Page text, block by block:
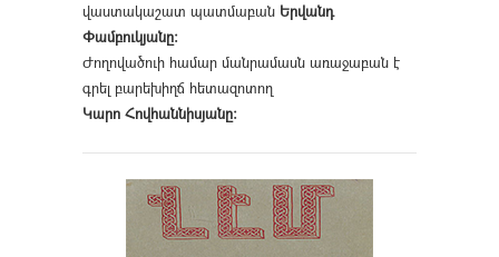
վաստակաշատ պատմաբան Երվանդ
Փամբուկյանը։
Ժողովածուի համար մանրամասն առաջաբան է
գրել բարեխիղճ հետազոտող
Կարո Հովհաննիսյանը։